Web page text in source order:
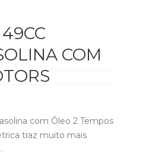
COM
com Óleo 2 Tempos
traz muito mais